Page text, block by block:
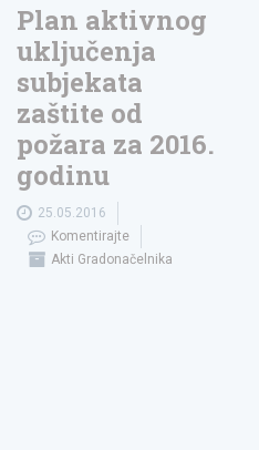
Plan aktivnog
uključenja
subjekata
zaštite od
požara za 2016.
godinu
25.05.2016
Komentirajte
Akti Gradonačelnika